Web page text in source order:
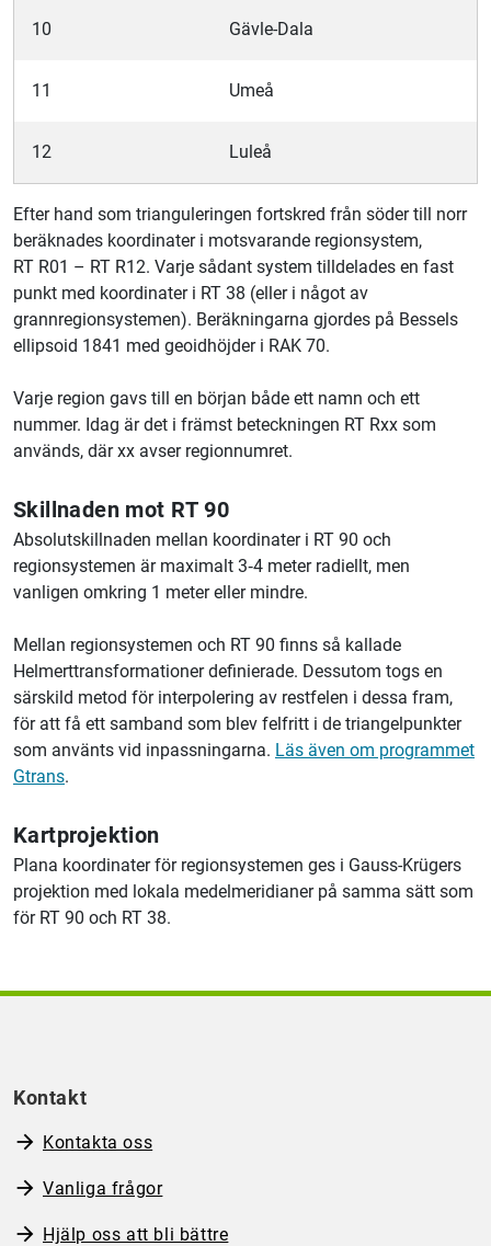
10 Gävle-Dala
11 Umeå
12 Luleå
Efter hand som trianguleringen fortskred från söder till norr
beräknades koordinater i motsvarande regionsystem,
RT R01 – RT R12. Varje sådant system tilldelades en fast
punkt med koordinater i RT 38 (eller i något av
grannregionsystemen). Beräkningarna gjordes på Bessels
ellipsoid 1841 med geoidhöjder i RAK 70.
Varje region gavs till en början både ett namn och ett
nummer. Idag är det i främst beteckningen RT Rxx som
används, där xx avser regionnumret.
Skillnaden mot RT 90
Absolutskillnaden mellan koordinater i RT 90 och
regionsystemen är maximalt 3‑4 meter radiellt, men
vanligen omkring 1 meter eller mindre.
Mellan regionsystemen och RT 90 finns så kallade
Helmerttransformationer definierade. Dessutom togs en
särskild metod för interpolering av restfelen i dessa fram,
för att få ett samband som blev felfritt i de triangelpunkter
som använts vid inpassningarna. Läs även om programmet
Gtrans.
Kartprojektion
Plana koordinater för regionsystemen ges i Gauss-Krügers
projektion med lokala medelmeridianer på samma sätt som
för RT 90 och RT 38.
Kontakt
Kontakta oss
Vanliga frågor
Hjälp oss att bli bättre